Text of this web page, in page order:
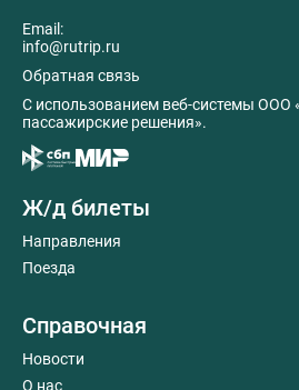
Email:
info@rutrip.ru
Обратная связь
C использованием веб-системы
пассажирские решения».
Ж/д билеты
Направления
Поезда
Справочная
Новости
О нас